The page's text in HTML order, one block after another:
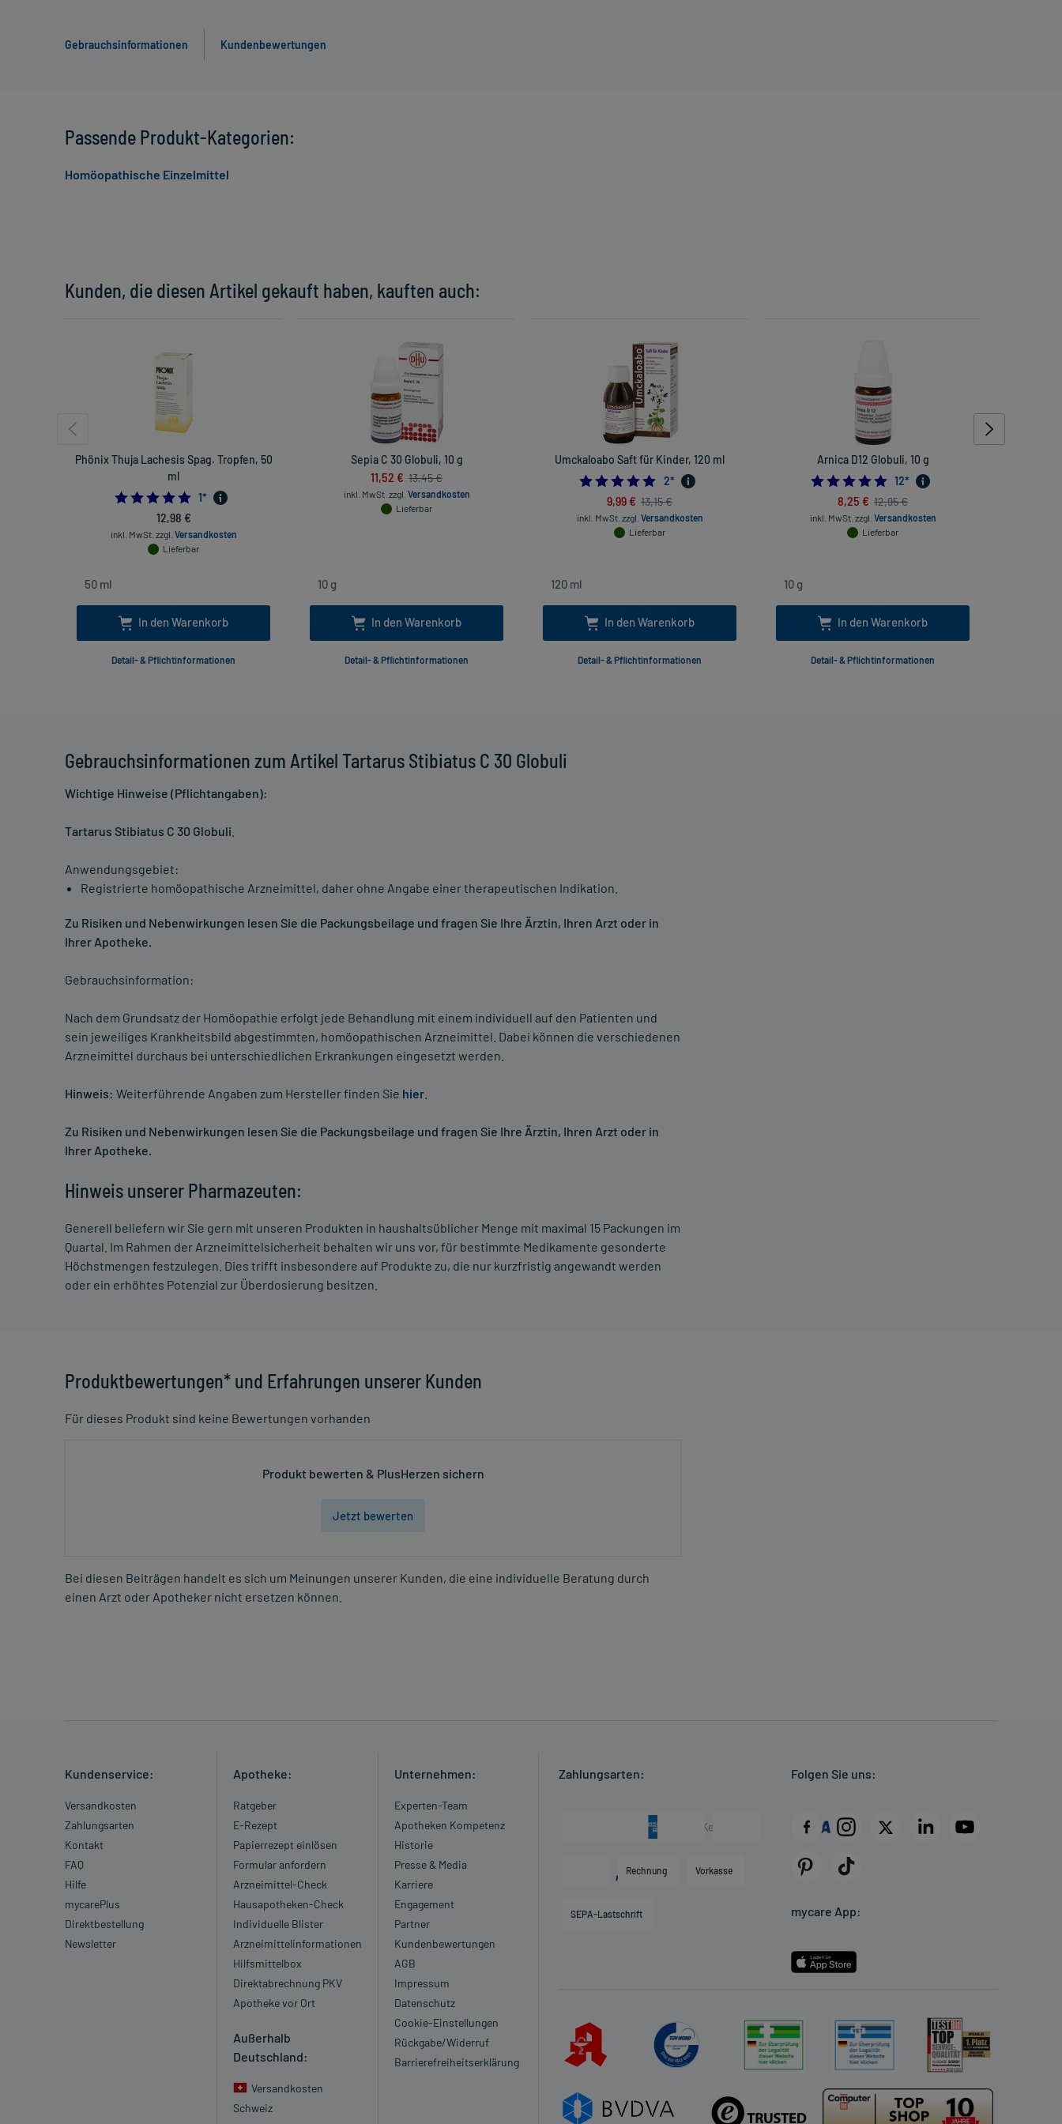
Gebrauchsinformationen Kundenbewertungen
Gebrauchsinformationen zum Artikel Tartarus Stibiatus C 30 Globuli
Wichtige Hinweise (Pflichtangaben):
Tartarus Stibiatus C 30 Globuli
Anwendungsgebiet:
Registrierte homöopathische Arzneimittel, daher ohne Angabe einer therapeutischen Indikation.
Zu Risiken und Nebenwirkungen lesen Sie die Packungsbeilage und fragen Sie Ihre Ärztin, Ihren Arzt oder in
Ihrer Apotheke.
Gebrauchsinformation:
Nach dem Grundsatz der Homöopathie erfolgt jede Behandlung mit einem individuell auf den Patienten und
sein jeweiliges Krankheitsbild abgestimmten, homöopathischen Arzneimittel. Dabei können die verschiedenen
Arzneimittel durchaus bei unterschiedlichen Erkrankungen eingesetzt werden.
Hinweis: Weiterführende Angaben zum Hersteller finden Sie hier
Zu Risiken und Nebenwirkungen lesen Sie die Packungsbeilage und fragen Sie Ihre Ärztin, Ihren Arzt oder in
Ihrer Apotheke.
Hinweis unserer Pharmazeuten:
Generell beliefern wir Sie gern mit unseren Produkten in haushaltsüblicher Menge mit maximal 15 Packungen im
Quartal. Im Rahmen der Arzneimittelsicherheit behalten wir uns vor, für bestimmte Medikamente gesonderte
Höchstmengen festzulegen. Dies trifft insbesondere auf Produkte zu, die nur kurzfristig angewandt werden
oder ein erhöhtes Potenzial zur Überdosierung besitzen.
Produktbewertungen* und Erfahrungen unserer Kunden
Für dieses Produkt sind keine Bewertungen vorhanden
Produkt bewerten & PlusHerzen sichern
Jetzt bewerten
Bei diesen Beiträgen handelt es sich um Meinungen unserer Kunden, die eine individuelle Beratung durch
einen Arzt oder Apotheker nicht ersetzen können.
Kunden, die diesen Artikel gekauft haben, kauften auch:
Phönix Thuja Lachesis Spag. Tropfen, 50
ml
5.0
1*
12,98 €
inkl. MwSt. zzgl. Versandkosten
Lieferbar
In den Warenkorb
Detail- & Pflichtinformationen
Sepia C 30 Globuli, 10 g
11,52 € 13,45 €
inkl. MwSt. zzgl. Versandkosten
Lieferbar
In den Warenkorb
Detail- & Pflichtinformationen
Umckaloabo Saft für Kinder, 120 ml
5.0
2*
9,99 € 13,15 €
inkl. MwSt. zzgl. Versandkosten
Lieferbar
In den Warenkorb
Detail- & Pflichtinformationen
Arnica D12 Globuli, 10 g
5.0
12*
8,25 € 12,95 €
inkl. MwSt. zzgl. Versandkosten
Lieferbar
In den Warenkorb
Detail- & Pflichtinformationen
Passende Produkt-Kategorien:
Homöopathische Einzelmittel
Kundenservice:
Versandkosten
Zahlungsarten
Kontakt
FAQ
Hilfe
mycarePlus
Direktbestellung
Newsletter
Apotheke:
Ratgeber
E-Rezept
Papierrezept einlösen
Formular anfordern
Arzneimittel-Check
Hausapotheken-Check
Individuelle Blister
Arzneimittelinformationen
Hilfsmittelbox
Direktabrechnung PKV
Apotheke vor Ort
Außerhalb
Deutschland:
Versandkosten
Schweiz
Unternehmen:
Experten-Team
Apotheken Kompetenz
Historie
Presse & Media
Karriere
Engagement
Partner
Kundenbewertungen
AGB
Impressum
Datenschutz
Cookie-Einstellungen
Rückgabe/Widerruf
Barrierefreiheitserklärung
Zahlungsarten:
Rechnung Vorkasse
SEPA-Lastschrift
Folgen Sie uns:
mycare App: